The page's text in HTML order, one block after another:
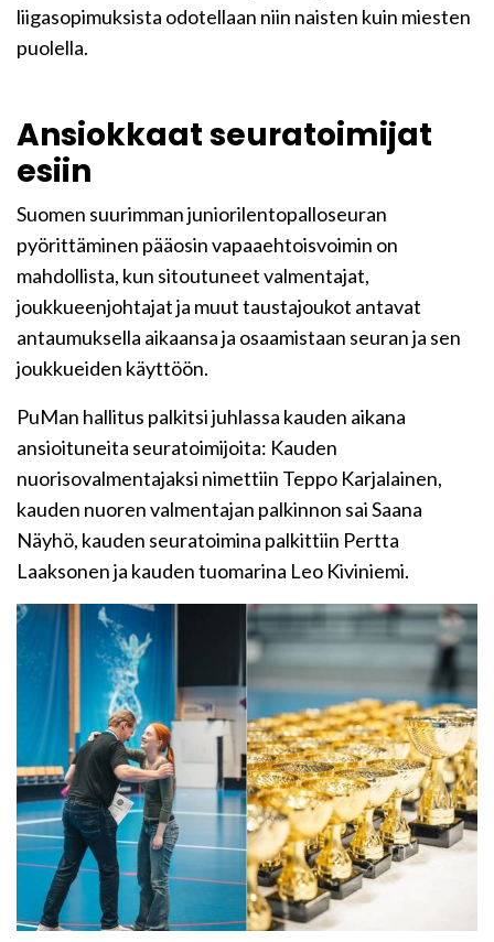
liigasopimuksista odotellaan niin naisten kuin miesten
puolella.
Ansiokkaat seuratoimijat
esiin
Suomen suurimman juniorilentopalloseuran
pyörittäminen pääosin vapaaehtoisvoimin on
mahdollista, kun sitoutuneet valmentajat,
joukkueenjohtajat ja muut taustajoukot antavat
antaumuksella aikaansa ja osaamistaan seuran ja sen
joukkueiden käyttöön.
PuMan hallitus palkitsi juhlassa kauden aikana
ansioituneita seuratoimijoita: Kauden
nuorisovalmentajaksi nimettiin Teppo Karjalainen,
kauden nuoren valmentajan palkinnon sai Saana
Näyhö, kauden seuratoimina palkittiin Pertta
Laaksonen ja kauden tuomarina Leo Kiviniemi.